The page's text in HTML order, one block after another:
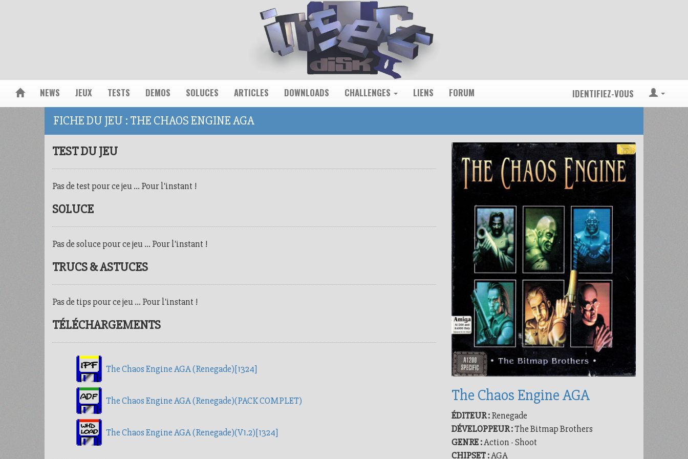
NEWS JEUX TESTS DEMOS SOLUCES ARTICLES DOWNLOADS CHALLENGES LIENS FORUM IDENTIFIEZ-VOUS
FICHE DU JEU : THE CHAOS ENGINE AGA
TEST DU JEU
Pas de test pour ce jeu ... Pour l'instant !
SOLUCE
Pas de soluce pour ce jeu ... Pour l'instant !
TRUCS & ASTUCES
Pas de tips pour ce jeu ... Pour l'instant !
TÉLÉCHARGEMENTS
The Chaos Engine AGA (Renegade)[1324]
The Chaos Engine AGA (Renegade)(PACK COMPLET)
The Chaos Engine AGA (Renegade)(V1.2)[1324]
The Chaos Engine AGA
ÉDITEUR :Renegade
DÉVELOPPEUR :The Bitmap Brothers
GENRE :Action - Shoot
CHIPSET :AGA